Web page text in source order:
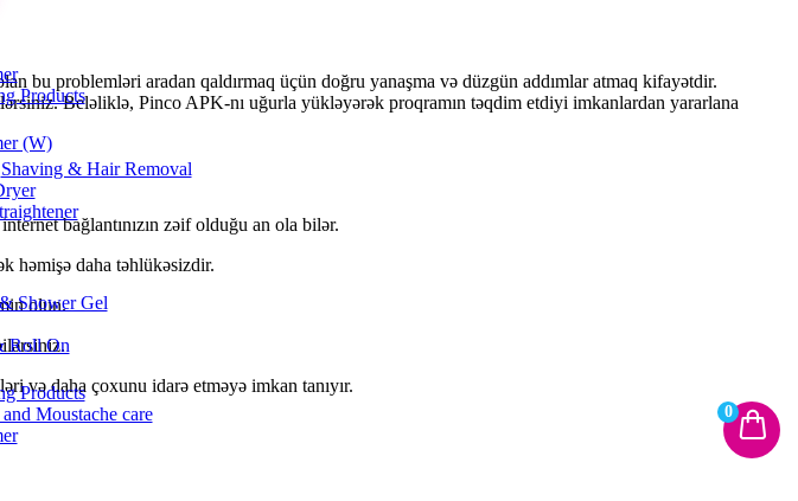
Products
(W)
Shaving & Hair Removal
Shower Gel
Roll On
Products
Moustache care
bu problemləri aradan qaldırmaq üçün doğru yanaşma və düzgün addımlar atmaq kifayətdir.
Beləliklə, Pinco APK-nı uğurla yükləyərək proqramın təqdim etdiyi imkanlardan yararlana
bağlantınızın zəif olduğu an ola bilər.
həmişə daha təhlükəsizdir.
olun.
və daha çoxunu idarə etməyə imkan tanıyır.
0